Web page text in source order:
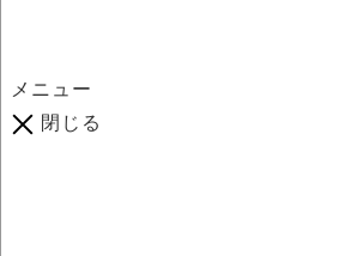
メニュー
閉じる